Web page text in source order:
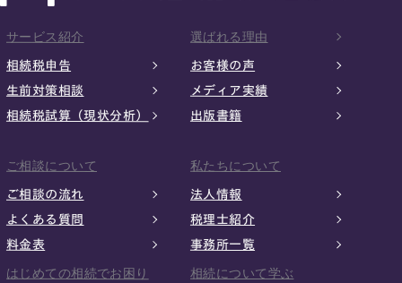
サービス紹介
相続税申告
生前対策相談
相続税試算（現状分析）
選ばれる理由
お客様の声
メディア実績
出版書籍
ご相談について
ご相談の流れ
よくある質問
料金表
私たちについて
法人情報
税理士紹介
事務所一覧
はじめての相続でお困り 相続について学ぶ